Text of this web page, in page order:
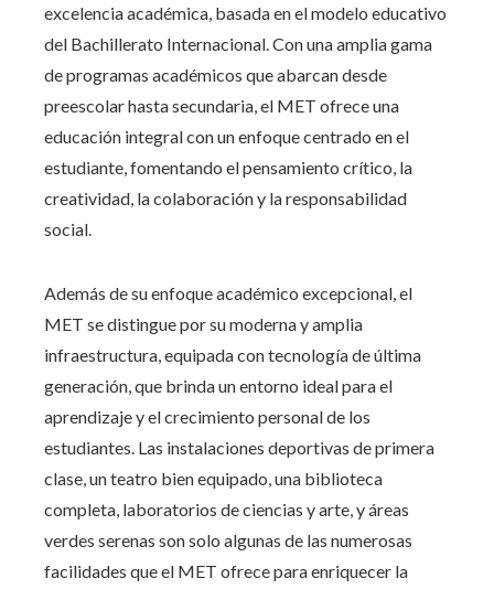
excelencia académica, basada en el modelo educativo
del Bachillerato Internacional. Con una amplia gama
de programas académicos que abarcan desde
preescolar hasta secundaria, el MET ofrece una
educación integral con un enfoque centrado en el
estudiante, fomentando el pensamiento crítico, la
creatividad, la colaboración y la responsabilidad
social.
Además de su enfoque académico excepcional, el
MET se distingue por su moderna y amplia
infraestructura, equipada con tecnología de última
generación, que brinda un entorno ideal para el
aprendizaje y el crecimiento personal de los
estudiantes. Las instalaciones deportivas de primera
clase, un teatro bien equipado, una biblioteca
completa, laboratorios de ciencias y arte, y áreas
verdes serenas son solo algunas de las numerosas
facilidades que el MET ofrece para enriquecer la